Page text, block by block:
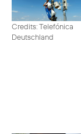
Credits: Telefónica
Deutschland